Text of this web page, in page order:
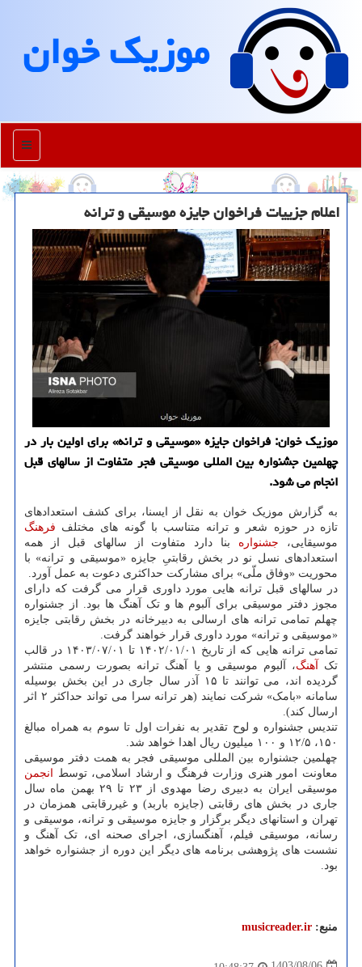
موزیك خوان
منو
اعلام جزییات فراخوان جایزه موسیقی و ترانه
موزیک خوان: فراخوان جایزه «موسیقی و ترانه» برای اولین بار در
چهلمین جشنواره بین المللی موسیقی فجر متفاوت از سالهای قبل
انجام می شود.
به گزارش موزیک خوان به نقل از ایسنا، برای کشف استعدادهای
تازه در حوزه شعر و ترانه متناسب با گونه های مختلف فرهنگ
موسیقایی، جشنواره بنا دارد متفاوت از سالهای قبل از همه
استعدادهای نسل نو در بخش رقابتیِ جایزه «موسیقی و ترانه» با
محوریت «وفاق ملّی» برای مشارکت حداکثری دعوت به عمل آورد.
در سالهای قبل ترانه هایی مورد داوری قرار می گرفت که دارای
مجوز دفتر موسیقی برای آلبوم ها و تک آهنگ ها بود. از جشنواره
چهلم تمامی ترانه های ارسالی به دبیرخانه در بخش رقابتی جایزه
«موسیقی و ترانه» مورد داوری قرار خواهند گرفت.
تمامی ترانه هایی که از تاریخ ۱۴۰۲/۰۱/۰۱ تا ۱۴۰۳/۰۷/۰۱ در قالب
تک
آهنگ، آلبوم موسیقی و یا آهنگ ترانه بصورت رسمی منتشر
گردیده اند، می توانند تا ۱۵ آذر سال جاری در این بخش بوسیله
سامانه «بامک» شرکت نمایند (هر ترانه سرا می تواند حداکثر ۲ اثر
ارسال کند).
تندیس جشنواره و لوح تقدیر به نفرات اول تا سوم به همراه مبالغ
۱۵۰، ۱۲/۵ و ۱۰۰ میلیون ریال اهدا خواهد شد.
چهلمین جشنواره بین المللی موسیقی فجر به همت دفتر موسیقی
معاونت امور هنری وزارت فرهنگ و ارشاد اسلامی، توسط
انجمن
موسیقی ایران به دبیری رضا مهدوی از ۲۳ تا ۲۹ بهمن ماه سال
جاری در بخش های رقابتی (جایزه باربد) و غیررقابتی همزمان در
تهران و استانهای دیگر برگزار و جایزه موسیقی و ترانه، موسیقی و
رسانه، موسیقی فیلم، آهنگسازی، اجرای صحنه ای، تک آهنگ و
نشست های پژوهشی برنامه های دیگر این دوره از جشنواره خواهد
بود.
منبع: musicreader.ir